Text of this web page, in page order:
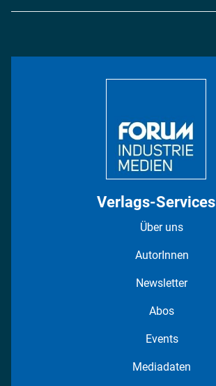
Energie
Verlags-Services
Über uns
AutorInnen
Newsletter
Abos
Events
Mediadaten